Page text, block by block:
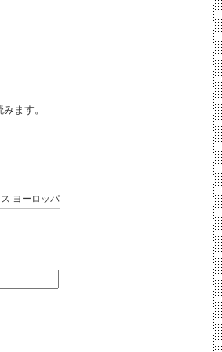
ます。
ヨーロッパ